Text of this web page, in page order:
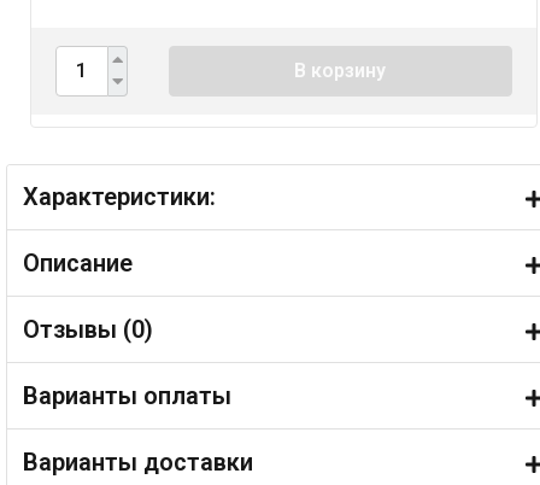
В корзину
Характеристики:
Описание
Отзывы (0)
Варианты оплаты
Варианты доставки